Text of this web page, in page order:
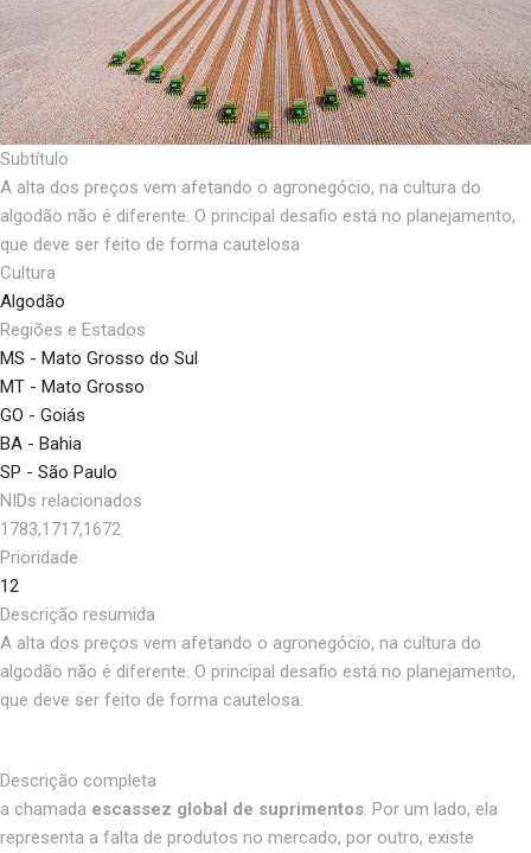
Subtítulo
A alta dos preços vem afetando o agronegócio, na cultura do
algodão não é diferente. O principal desafio está no planejamento,
que deve ser feito de forma cautelosa
Cultura
Algodão
Regiões e Estados
MS - Mato Grosso do Sul
MT - Mato Grosso
GO - Goiás
BA - Bahia
SP - São Paulo
NIDs relacionados
1783,1717,1672
Prioridade
12
Descrição resumida
A alta dos preços vem afetando o agronegócio, na cultura do
algodão não é diferente. O principal desafio está no planejamento,
que deve ser feito de forma cautelosa.
Descrição completa
a chamada escassez global de suprimentos. Por um lado, ela
representa a falta de produtos no mercado, por outro, existe